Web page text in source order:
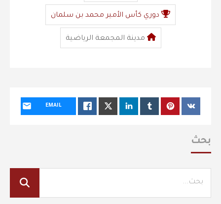
دوري كأس الأمير محمد بن سلمان
مدينة المجمعة الرياضية
EMAIL
بحث